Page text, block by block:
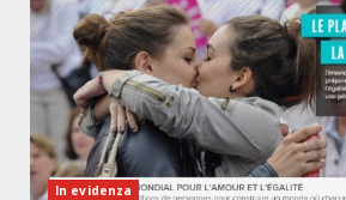
In evidenza